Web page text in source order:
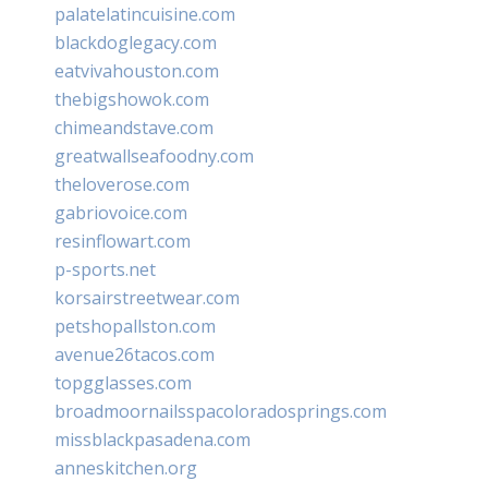
palatelatincuisine.com
blackdoglegacy.com
eatvivahouston.com
thebigshowok.com
chimeandstave.com
greatwallseafoodny.com
theloverose.com
gabriovoice.com
resinflowart.com
p-sports.net
korsairstreetwear.com
petshopallston.com
avenue26tacos.com
topgglasses.com
broadmoornailsspacoloradosprings.com
missblackpasadena.com
anneskitchen.org